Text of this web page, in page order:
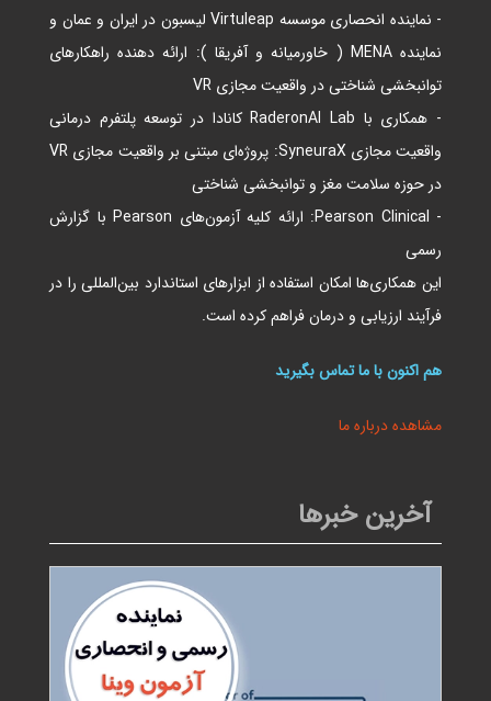
- نماینده انحصاری موسسه Virtuleap لیسبون در ایران و عمان و
نماینده MENA ( خاورمیانه و آفریقا ): ارائه دهنده راهکارهای
توانبخشی شناختی در واقعیت مجازی VR
- همکاری با RaderonAI Lab کانادا در توسعه پلتفرم درمانی
واقعیت مجازی SyneuraX: پروژه‌ای مبتنی بر واقعیت مجازی VR
در حوزه سلامت مغز و توانبخشی شناختی
- Pearson Clinical: ارائه کلیه آزمون‌های Pearson با گزارش
رسمی
این همکاری‌ها امکان استفاده از ابزارهای استاندارد بین‌المللی را در
فرآیند ارزیابی و درمان فراهم کرده است.
هم اکنون با ما تماس بگیرید
مشاهده درباره ما
آخرین خبرها